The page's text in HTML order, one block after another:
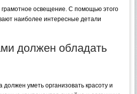
освещение. С помощью этого
наиболее интересные детали
должен обладать
уметь организовать красоту и